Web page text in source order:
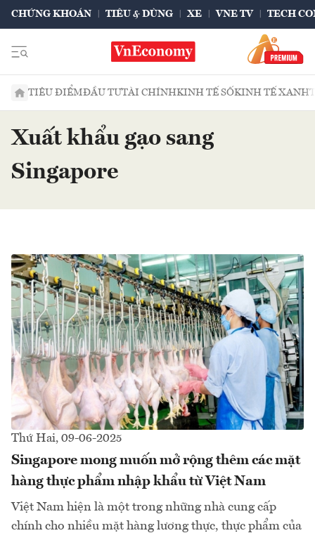
CHỨNG KHOÁN TIÊU & DÙNG XE VNE TV TECH
TIÊU ĐIỂMĐẦU TƯTÀI CHÍNHKINH TẾ SỐKINH TẾ XANH
Xuất khẩu gạo sang
Singapore
Thứ Hai, 09-06-2025
Singapore mong muốn mở rộng thêm các mặt
hàng thực phẩm nhập khẩu từ Việt Nam
Việt Nam hiện là một trong những nhà cung cấp
chính cho nhiều mặt hàng lương thực, thực phẩm của